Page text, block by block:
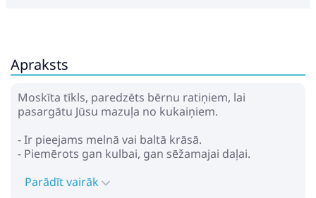
Apraksts
Moskīta tīkls, paredzēts bērnu ratiņiem, lai
pasargātu Jūsu mazuļa no kukaiņiem.
- Ir pieejams melnā vai baltā krāsā.
- Piemērots gan kulbai, gan sēžamajai daļai.
Parādīt vairāk